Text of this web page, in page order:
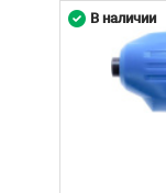
В наличии